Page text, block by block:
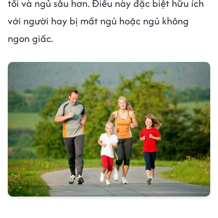
tối và ngủ sâu hơn. Điều này đặc biệt hữu ích
với người hay bị mất ngủ hoặc ngủ không
ngon giấc.